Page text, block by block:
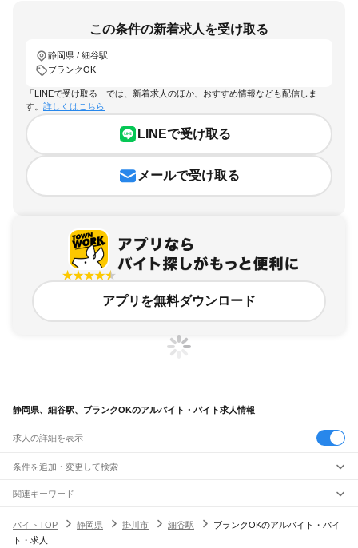
この条件の新着求人を受け取る
静岡県 / 細谷駅
ブランクOK
「LINEで受け取る」では、新着求人のほか、おすすめ情報なども配信しま
す。 詳しくはこちら
LINEで受け取る
メールで受け取る
アプリを無料ダウンロード
静岡県、細谷駅、ブランクOKのアルバイト・バイト求人情報
求人の詳細を表示
条件を追加・変更して検索
市区町村を追加・変更
静岡県すべて
静岡市
駅を追加・変更
関連キーワード
バイトTOP
静岡県 掛川市 細谷駅
ブランクOKのアルバイト・バイ
ト・求人